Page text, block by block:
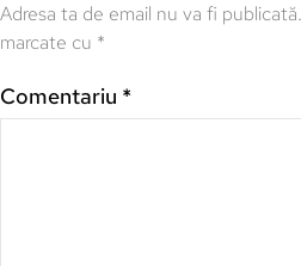
Adresa ta de email nu va fi publicată.
marcate cu *
Comentariu *